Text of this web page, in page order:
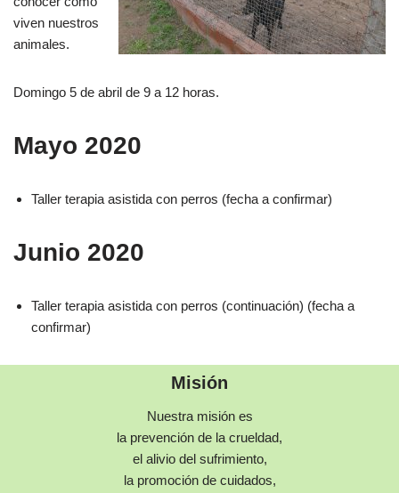
viven nuestros
animales.
Domingo 5 de abril de 9 a 12 horas.
Mayo 2020
Taller terapia asistida con perros (fecha a confirmar)
Junio 2020
Taller terapia asistida con perros (continuación) (fecha a
confirmar)
Misión
Nuestra misión es
la prevención de la crueldad,
el alivio del sufrimiento,
la promoción de cuidados,